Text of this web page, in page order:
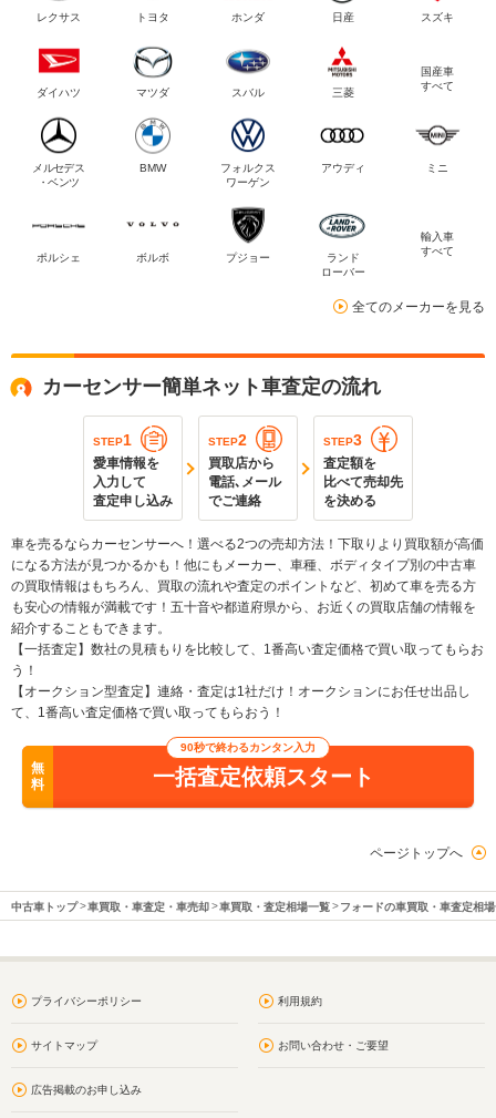
レクサス トヨタ ホンダ 日産 スズキ
ダイハツ マツダ スバル 三菱
国産車
すべて
メルセデス
・ベンツ
BMW
フォルクス
ワーゲン
アウディ ミニ
ポルシェ ボルボ プジョー
ランド
ローバー
輸入車
すべて
全てのメーカーを見る
カーセンサー簡単ネット車査定の流れ
STEP1
愛車情報を
入力して
査定申し込み
STEP2
買取店から
電話､メール
でご連絡
STEP3
査定額を
比べて売却先
を決める
車を売るならカーセンサーへ！選べる2つの売却方法！下取りより買取額が高価
になる方法が見つかるかも！他にもメーカー、車種、ボディタイプ別の中古車
の買取情報はもちろん、買取の流れや査定のポイントなど、初めて車を売る方
も安心の情報が満載です！五十音や都道府県から、お近くの買取店舗の情報を
紹介することもできます。
【一括査定】数社の見積もりを比較して、1番高い査定価格で買い取ってもらお
う！
【オークション型査定】連絡・査定は1社だけ！オークションにお任せ出品し
て、1番高い査定価格で買い取ってもらおう！
無
料
90秒で終わるカンタン入力
一括査定依頼スタート
ページトップへ
中古車トップ 車買取・車査定・車売却 車買取・査定相場一覧 フォードの車買取・車査定相
プライバシーポリシー 利用規約
サイトマップ お問い合わせ・ご要望
広告掲載のお申し込み